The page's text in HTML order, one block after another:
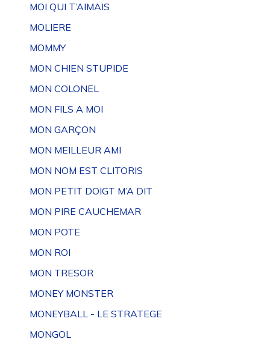
MOI QUI T’AIMAIS
MOLIERE
MOMMY
MON CHIEN STUPIDE
MON COLONEL
MON FILS A MOI
MON GARÇON
MON MEILLEUR AMI
MON NOM EST CLITORIS
MON PETIT DOIGT M’A DIT
MON PIRE CAUCHEMAR
MON POTE
MON ROI
MON TRESOR
MONEY MONSTER
MONEYBALL - LE STRATEGE
MONGOL